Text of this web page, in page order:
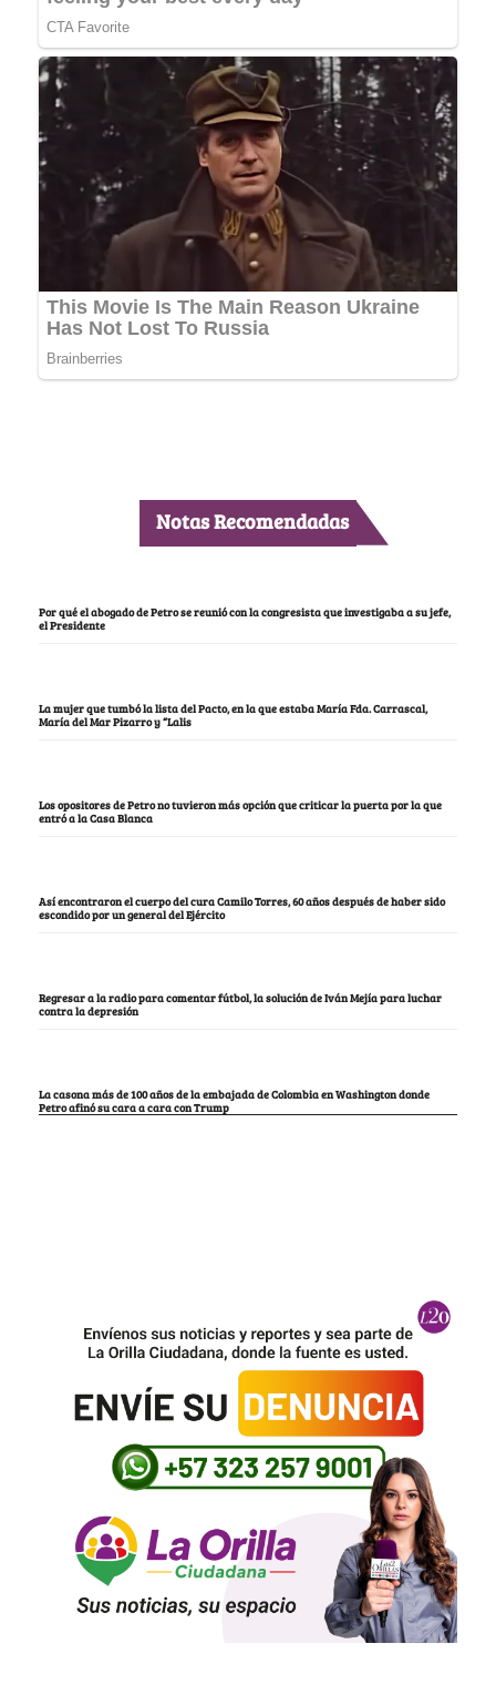
Notas Recomendadas
Por qué el abogado de Petro se reunió con la congresista que investigaba a su jefe,
el Presidente
La mujer que tumbó la lista del Pacto, en la que estaba María Fda. Carrascal,
María del Mar Pizarro y “Lalis
Los opositores de Petro no tuvieron más opción que criticar la puerta por la que
entró a la Casa Blanca
Así encontraron el cuerpo del cura Camilo Torres, 60 años después de haber sido
escondido por un general del Ejército
Regresar a la radio para comentar fútbol, la solución de Iván Mejía para luchar
contra la depresión
La casona más de 100 años de la embajada de Colombia en Washington donde
Petro afinó su cara a cara con Trump